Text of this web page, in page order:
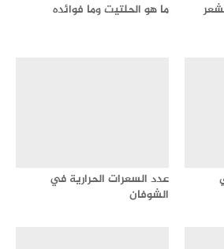
ما هو الحلتيت وما فوائده
عدد السعرات الحرارية في
الشوفان